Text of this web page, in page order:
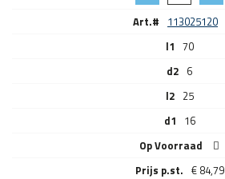
Art.# 113025120
l1 70
d2 6
l2 25
d1 16
Op Voorraad
€84,79